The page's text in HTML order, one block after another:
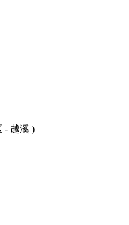
- 越溪 )